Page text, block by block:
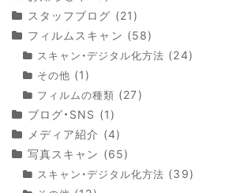
スタッフブログ (21)
フィルムスキャン (58)
スキャン・デジタル化方法 (24)
その他 (1)
フィルムの種類 (27)
ブログ・SNS (1)
メディア紹介 (4)
写真スキャン (65)
スキャン・デジタル化方法 (39)